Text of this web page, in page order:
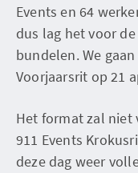
Events en 64
dus lag het voor
bundelen. We
Voorjaarsrit op 21
Het format zal niet
911 Events
deze dag weer